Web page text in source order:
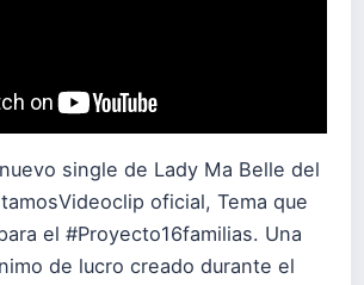
single de Lady Ma Belle del
Videoclip oficial, Tema que
el #Proyecto16familias. Una
de lucro creado durante el